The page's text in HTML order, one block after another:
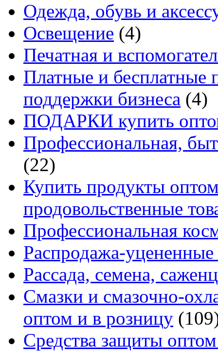
Одежда, обувь и
Освещение (4)
Печатная и
Платные и бесплатные
поддержки бизнеса (4)
ПОДАРКИ купить
Профессиональная,
(22)
Купить продукты
продовольственные
Профессиональная
Распродажа-уцененные
Рассада, семена,
Смазки и смазочно-
оптом и в розницу
Средства защиты